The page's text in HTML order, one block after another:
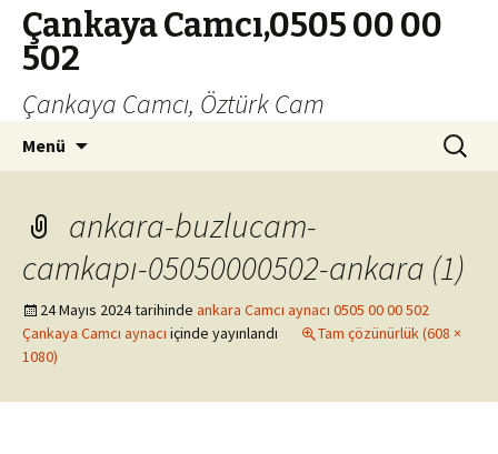
Çankaya Camcı,0505 00 00
502
Çankaya Camcı, Öztürk Cam
Menü Arama:
ankara-buzlucam-
camkapı-05050000502-ankara (1)
24 Mayıs 2024tarihinde ankara Camcı aynacı 0505 00 00 502
Çankaya Camcı aynacı içinde yayınlandı
Tam çözünürlük (608 ×
1080)